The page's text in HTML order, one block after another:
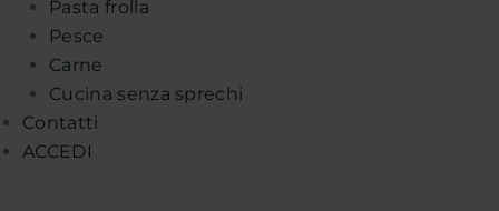
Pasta frolla
Pesce
Carne
Cucina senza sprechi
Contatti
ACCEDI